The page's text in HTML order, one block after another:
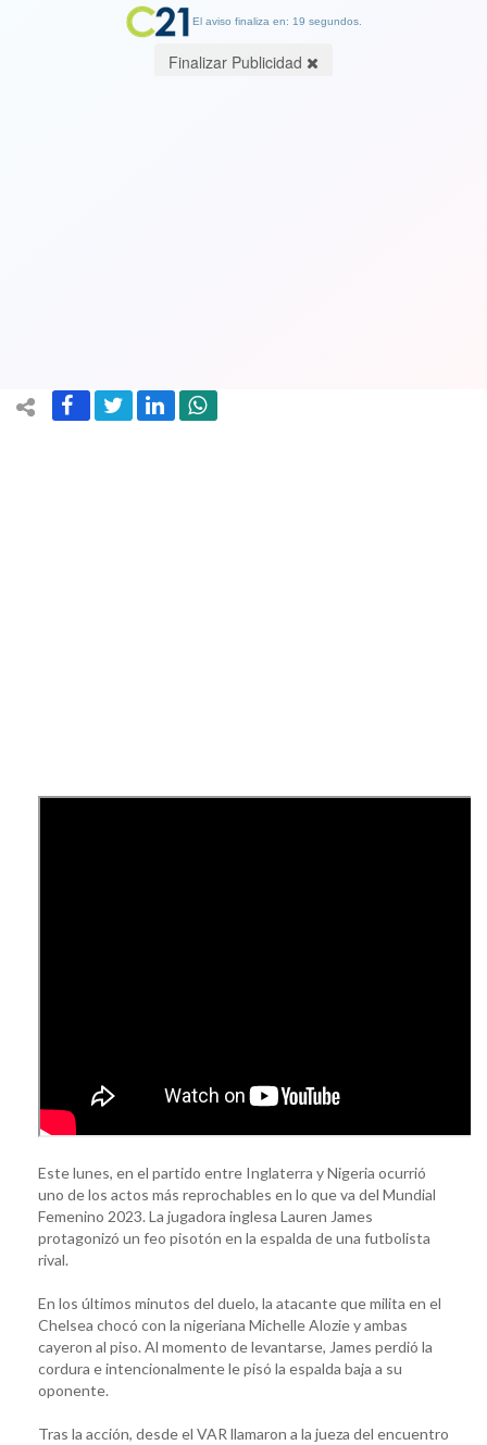
Este lunes, en el partido entre Inglaterra y Nigeria ocurrió
uno de los actos más reprochables en lo que va del Mundial
Femenino 2023. La jugadora inglesa Lauren James
protagonizó un feo pisotón en la espalda de una futbolista
rival.
En los últimos minutos del duelo, la atacante que milita en el
Chelsea chocó con la nigeriana Michelle Alozie y ambas
cayeron al piso. Al momento de levantarse, James perdió la
cordura e intencionalmente le pisó la espalda baja a su
oponente.
Tras la acción, desde el VAR llamaron a la jueza del encuentro
El aviso finaliza en: 19 segundos.
Finalizar Publicidad